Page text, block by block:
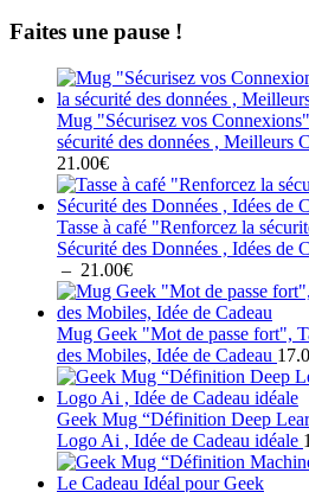
Faites une pause !
Mug "Sécurisez vos
sécurité des données , Meilleurs
21.00€Plage
de
prix :
17.00€
à
21.00€
Tasse à café "Renforcez la
Sécurité des Données , Idées de
– 21.00€Plage
de
prix :
17.00€
à
21.00€
Mug Geek "Mot de passe fort",
des Mobiles, Idée de Cadeau
Geek Mug “Définition Deep
Logo Ai , Idée de Cadeau idéale